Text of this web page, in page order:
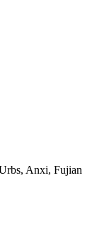
Anxi, Fujian